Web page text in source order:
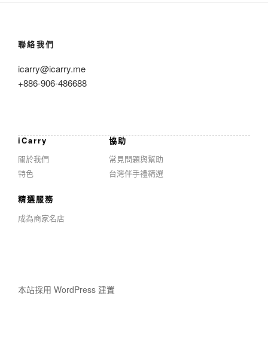
聯絡我們
icarry@icarry.me
+886-906-486688
iCarry
關於我們
特色
協助
常見問題與幫助
台灣伴手禮精選
精選服務
成為商家名店
本站採用 WordPress 建置